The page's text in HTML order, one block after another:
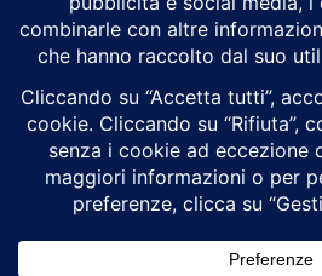
SEGUICI
Alground - Testata di Art Consulting - P.iva